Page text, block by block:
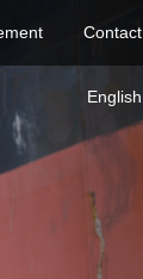
Contact
English